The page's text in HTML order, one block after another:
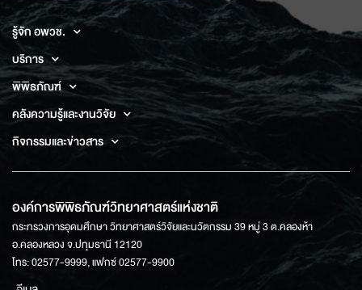
รู้จัก อพวช.
บริการ
พิพิธภัณฑ์
คลังความรู้และงานวิจัย
กิจกรรมและข่าวสาร
องค์การพิพิธภัณฑ์วิทยาศาสตร์แห่งชาติ
กระทรวงการอุดมศึกษา วิทยาศาสตร์วิจัยและนวัตกรรม 39 หมู่ 3 ต.คลองห้า
อ.คลองหลวง จ.ปทุมธานี 12120
โทร: 02577-9999, แฟกซ์ 02577-9900